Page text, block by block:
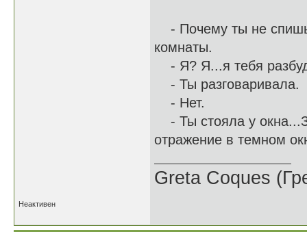
- Почему ты не
комнаты.
- Я? Я...я тебя
- Ты разговаривала.
- Нет.
- Ты стояла у
отражение в темном
Greta Coques
Неактивен